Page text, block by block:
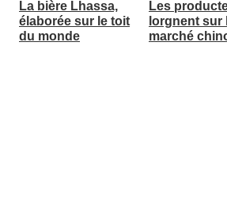
La bière Lhassa,
élaborée sur le toit
du monde
Les
lorgnent sur
marché